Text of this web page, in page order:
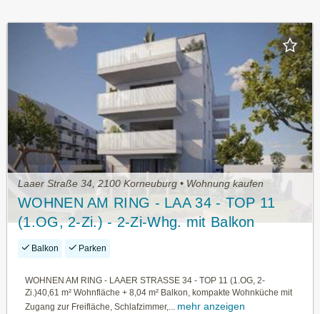
Laaer Straße 34, 2100 Korneuburg • Wohnung kaufen
WOHNEN AM RING - LAA 34 - TOP 11
(1.OG, 2-Zi.) - 2-Zi-Whg. mit Balkon
Balkon Parken
WOHNEN AM RING - LAAER STRASSE 34 - TOP 11 (1.OG, 2-
Zi.)40,61 m² Wohnfläche + 8,04 m² Balkon, kompakte Wohnküche mit
Zugang zur Freifläche, Schlafzimmer,...
mehr anzeigen